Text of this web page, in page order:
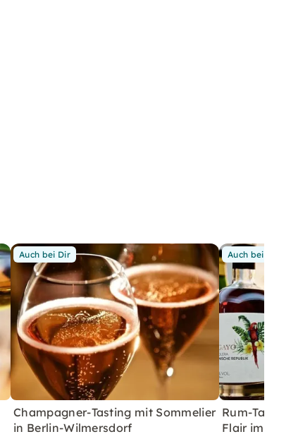
Auch bei Dir
Champagner-Tasting mit Sommelier
in Berlin-Wilmersdorf
Auch bei Dir
Rum-Tasting
Flair im Glas